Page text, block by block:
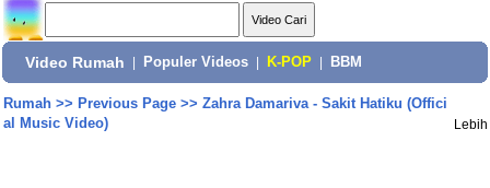
Video Rumah Populer Videos K-POP BBM
Rumah>> Previous Page>> Zahra Damariva - Sakit Hatiku (Offici
al Music Video)
Lebih